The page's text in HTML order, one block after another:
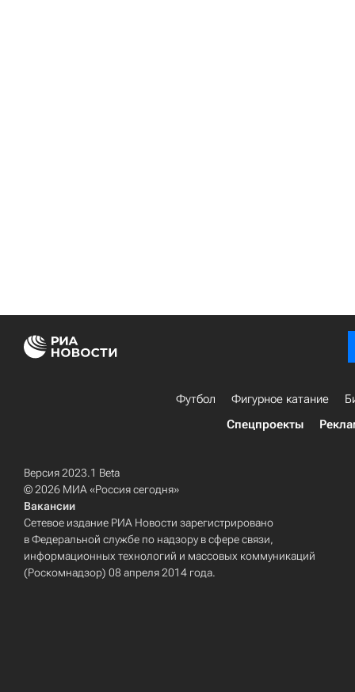
Футбол Фигурное катание
Спецпроекты
Версия 2023.1 Beta
© 2026 МИА «Россия сегодня»
Вакансии
Сетевое издание РИА Новости зарегистрировано
в Федеральной службе по надзору в сфере связи,
информационных технологий и массовых коммуникаций
(Роскомнадзор) 08 апреля 2014 года.